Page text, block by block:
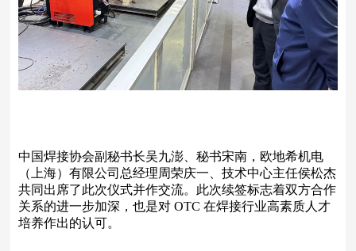
中国焊接协会副秘书长吴九澎、秘书宋南，欧地希机电
（上海）有限公司总经理周荣庆一、技术中心主任侯松杰
共同出席了此次仪式并作交流。此次续签标志着双方合作
关系的进一步加深，也是对 OTC 在焊接行业高素质人才
培养作出的认可。